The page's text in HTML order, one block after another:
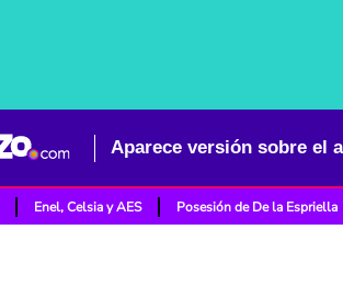
Enel, Celsia y AES Posesión de De la Espriella